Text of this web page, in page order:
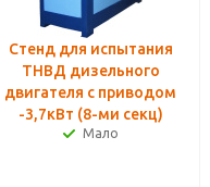
Стенд для испытания
ТНВД дизельного
двигателя с приводом
-3,7кВт (8-ми секц)
Мало